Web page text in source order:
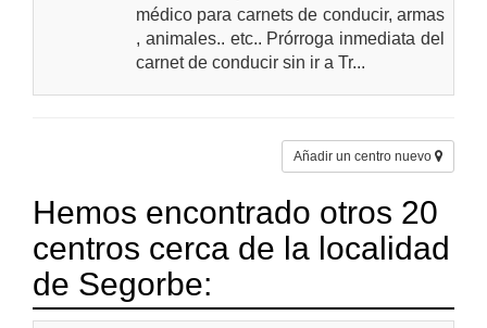
médico para carnets de conducir, armas
, animales.. etc.. Prórroga inmediata del
carnet de conducir sin ir a Tr...
Añadir un centro nuevo
Hemos encontrado otros 20
centros cerca de la localidad
de Segorbe: